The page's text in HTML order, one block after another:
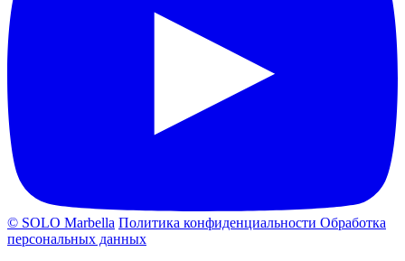
© SOLO Marbella Политика конфиденциальности Обработка
персональных данных